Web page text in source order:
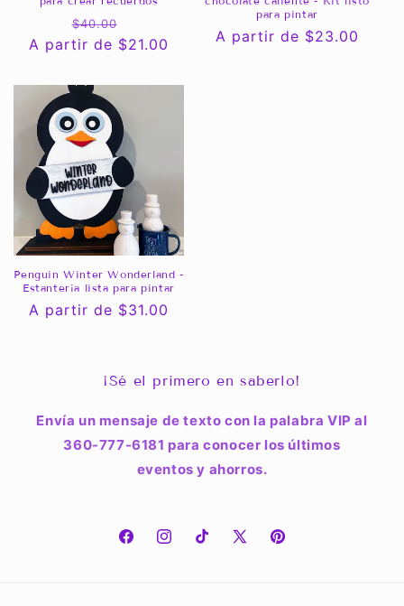
Precio
habitual
$40.00
de
A partir de $21.00
para pintar
Precio
A partir de $23.00
Penguin Winter Wonderland -
Estantería lista para pintar
Precio
A partir de $31.00
¡Sé el primero en saberlo!
Envía un mensaje de texto con la palabra VIP al
360-777-6181 para conocer los últimos
eventos y ahorros.
FacebookInstagramTikTokX
Pinterest